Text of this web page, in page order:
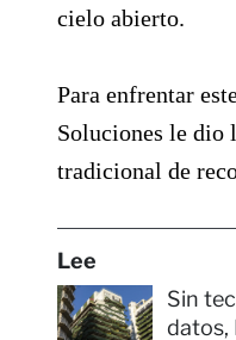
cielo abierto.
Para enfrentar
Soluciones le dio
tradicional de
Lee
Sin
datos,